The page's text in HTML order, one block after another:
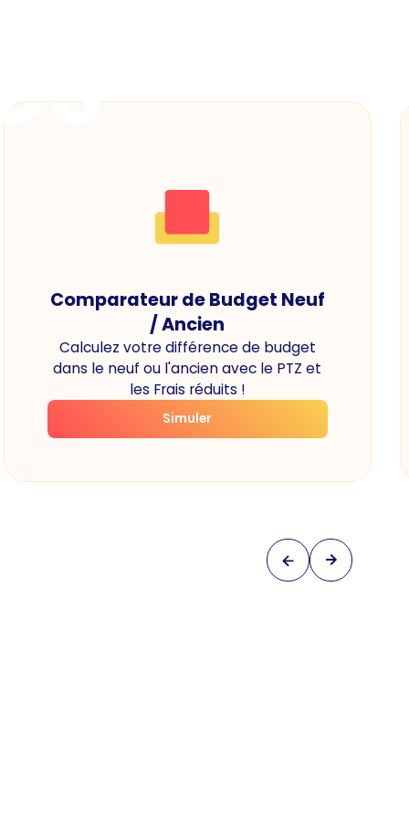
Comparateur de Budget Neuf
/ Ancien
Calculez votre différence de budget
dans le neuf ou l'ancien avec le PTZ et
les Frais réduits !
Simuler